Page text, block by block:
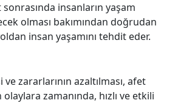
insanların yaşam
olması bakımından doğrudan
insan yaşamını tehdit eder.
zararlarının azaltılması, afet
zamanında, hızlı ve etkili